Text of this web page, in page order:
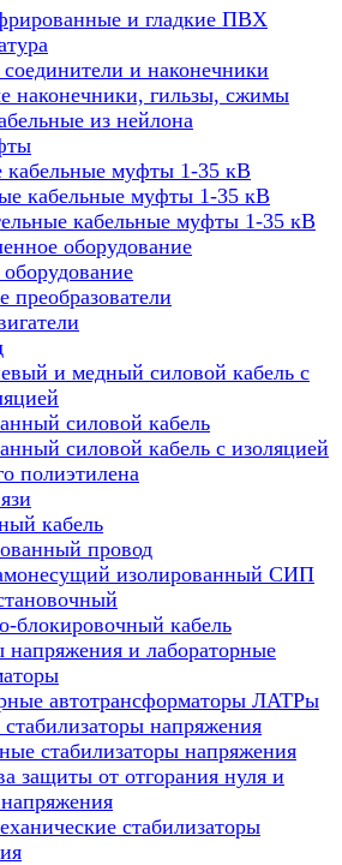
и гладкие ПВХ
и наконечники
наконечники, гильзы, сжимы
из нейлона
кабельные муфты 1-35 кВ
кабельные муфты 1-35 кВ
кабельные муфты 1-35 кВ
оборудование
преобразователи
и медный силовой кабель с
силовой кабель
силовой кабель с изоляцией
полиэтилена
кабель
провод
изолированный СИП
блокировочный кабель
напряжения и лабораторные
автотрансформаторы ЛАТРы
напряжения
стабилизаторы напряжения
защиты от отгорания нуля и
стабилизаторы